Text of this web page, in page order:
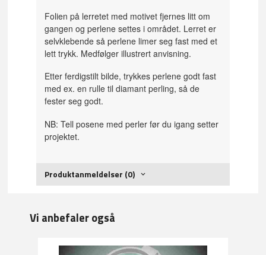
Folien på lerretet med motivet fjernes litt om
gangen og perlene settes i området. Lerret er
selvklebende så perlene limer seg fast med et
lett trykk. Medfølger illustrert anvisning.
Etter ferdigstilt bilde, trykkes perlene godt fast
med ex. en rulle til diamant perling, så de
fester seg godt.
NB: Tell posene med perler før du igang setter
projektet.
Produktanmeldelser (0)
Vi anbefaler også